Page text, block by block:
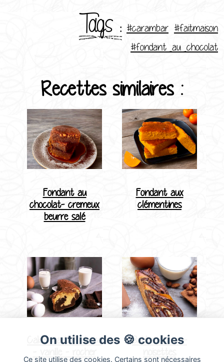
Tags : #carambar #faitmaison
#fondant_au_chocolat
Recettes similaires :
Fondant au
chocolat- cremeux
beurre salé
Fondant aux
clémentines
Cake marbré choco
Babka choco -
On utilise des 🍪 cookies
Ce site utilise des cookies. Certains sont nécessaires